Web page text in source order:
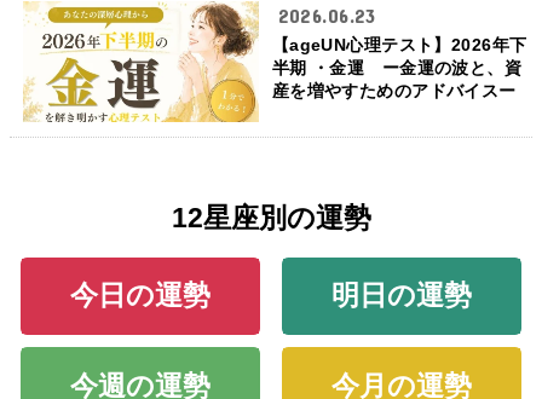
2026.06.23
【ageUN心理テスト】2026年下
半期 ・金運 ー金運の波と、資
産を増やすためのアドバイスー
12星座別の運勢
今日の運勢 明日の運勢
今週の運勢 今月の運勢